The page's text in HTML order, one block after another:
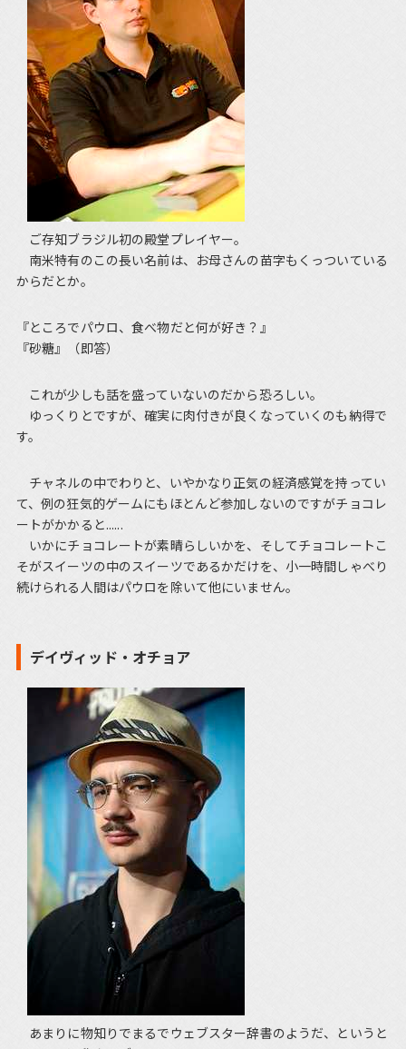
ご存知ブラジル初の殿堂プレイヤー。
南米特有のこの長い名前は、お母さんの苗字もくっついている
からだとか。
『ところでパウロ、食べ物だと何が好き？』
『砂糖』（即答）
これが少しも話を盛っていないのだから恐ろしい。
ゆっくりとですが、確実に肉付きが良くなっていくのも納得で
す。
チャネルの中でわりと、いやかなり正気の経済感覚を持ってい
て、例の狂気的ゲームにもほとんど参加しないのですがチョコレ
ートがかかると......
いかにチョコレートが素晴らしいかを、そしてチョコレートこ
そがスイーツの中のスイーツであるかだけを、小一時間しゃべり
続けられる人間はパウロを除いて他にいません。
デイヴィッド・オチョア
あまりに物知りでまるでウェブスター辞書のようだ、というと